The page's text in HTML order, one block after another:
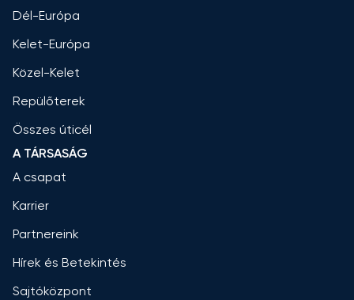
Dél-Európa
Kelet-Európa
Közel-Kelet
Repülőterek
Összes úticél
A TÁRSASÁG
A csapat
Karrier
Partnereink
Hírek és Betekintés
Sajtóközpont